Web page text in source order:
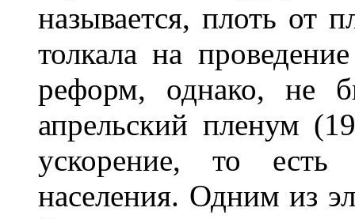
называется, плоть от
толкала на
реформ, однако, не
апрельский пленум
ускорение, то есть
населения. Одним из